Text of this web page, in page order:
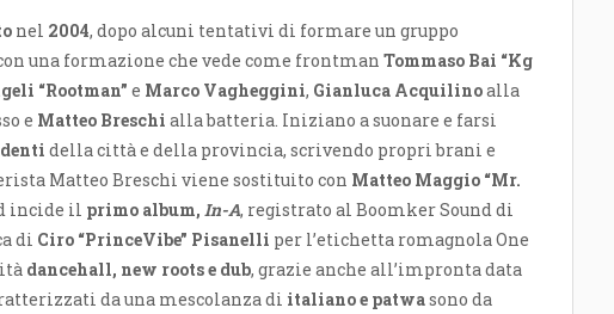
nel 2004, dopo alcuni tentativi di formare un gruppo
una formazione che vede come frontman Tommaso Bai “Kg
“Rootman” e Marco Vagheggini, Gianluca Acquilinoalla
e Matteo Breschi alla batteria. Iniziano a suonare e farsi
della città e della provincia, scrivendo propri brani e
Matteo Breschi viene sostituito con Matteo Maggio “Mr.
incide il primo album, In-A, registrato al Boomker Sound di
di Ciro “PrinceVibe” Pisanelli per l’etichetta romagnola One
dancehall, new roots e dub, grazie anche all’impronta data
da una mescolanza di italiano e patwasono da